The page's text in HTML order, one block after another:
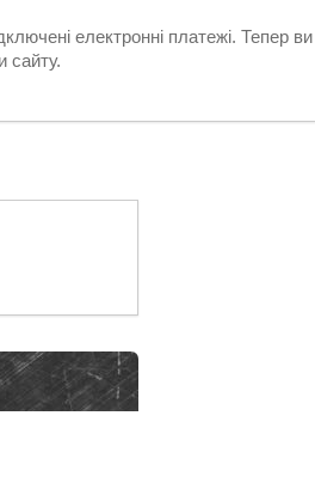
електронні платежі. Тепер
сайту.